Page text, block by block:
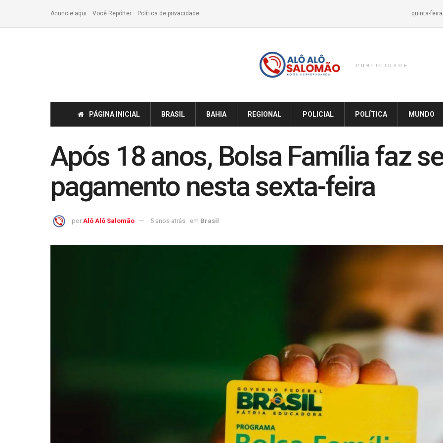
Anuncie aqui Você Repórter Política de privacidade quinta-
PUBLICIDADE
PÁGINA INICIAL BRASIL BAHIA REGIONAL POLICIAL POLÍTICA MUNDO
Após 18 anos, Bolsa Família faz
pagamento nesta sexta-feira
por Alô Alô Salomão 5 anos atrás em Brasil